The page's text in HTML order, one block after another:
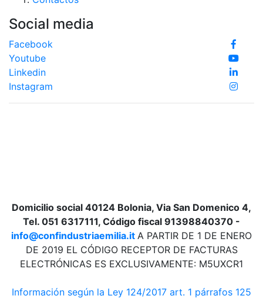
Social media
Facebook
Youtube
Linkedin
Instagram
Domicilio social 40124 Bolonia, Via San Domenico 4,
Tel. 051 6317111, Código fiscal 91398840370 -
info@confindustriaemilia.it A PARTIR DE 1 DE ENERO
DE 2019 EL CÓDIGO RECEPTOR DE FACTURAS
ELECTRÓNICAS ES EXCLUSIVAMENTE: M5UXCR1
Información según la Ley 124/2017 art. 1 párrafos 125